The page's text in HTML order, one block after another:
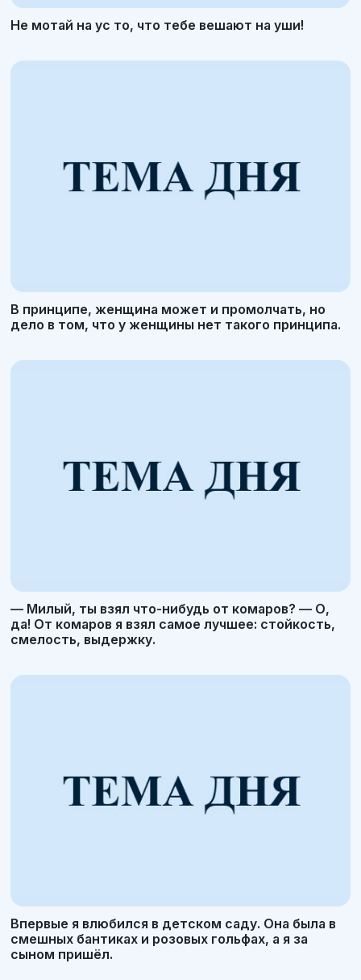
Не мотай на ус то, что тебе вешают на уши!
В принципе, женщина может и промолчать, но
дело в том, что у женщины нет такого принципа.
— Милый, ты взял что-нибудь от комаров? — О,
да! От комаров я взял самое лучшее: стойкость,
смелость, выдержку.
Впервые я влюбился в детском саду. Она была в
смешных бантиках и розовых гольфах, а я за
сыном пришёл.